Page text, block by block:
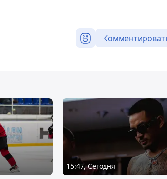
15:47, Сегодня